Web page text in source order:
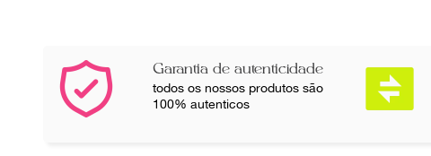
Garantia de autenticidade
todos os nossos produtos são
100% autenticos